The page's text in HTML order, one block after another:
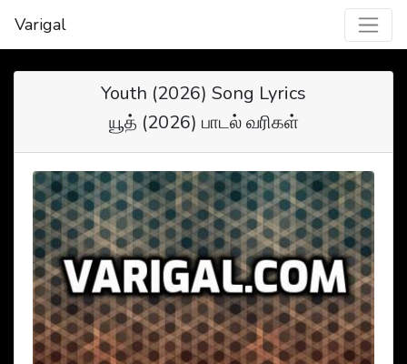
Varigal
Youth (2026) Song Lyrics
யூத் (2026) பாடல் வரிகள்